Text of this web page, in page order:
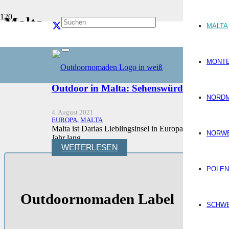
MALTA
POLEN
Malta
Reiseziele
Outdoor in Malta: Sehenswürdigkeiten,
4. August 2021
EUROPA, MALTA
Malta ist Darias Lieblingsinsel in Europa. Das erste
Jahr lang…
WEITERLESEN
Outdoornomaden Label